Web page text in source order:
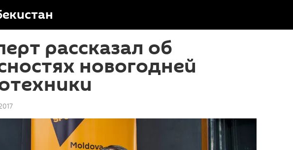
рассказал об
новогодней